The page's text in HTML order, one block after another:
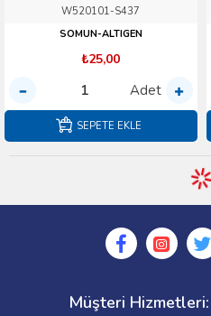
W520101-S437
SOMUN-ALTIGEN
₺25,00
Adet
SEPETE EKLE
3M5Q-9K549-AB YS